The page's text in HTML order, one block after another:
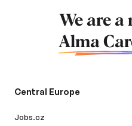
We are a
Alma
Central Europe
Jobs.cz